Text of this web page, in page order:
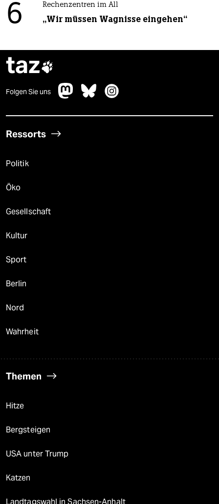
6 Rechenzentren im All
„Wir müssen Wagnisse eingehen“
taz
Folgen Sie uns
Ressorts
Politik
Öko
Gesellschaft
Kultur
Sport
Berlin
Nord
Wahrheit
Themen
Hitze
Bergsteigen
USA unter Trump
Katzen
Landtagswahl in Sachsen-Anhalt